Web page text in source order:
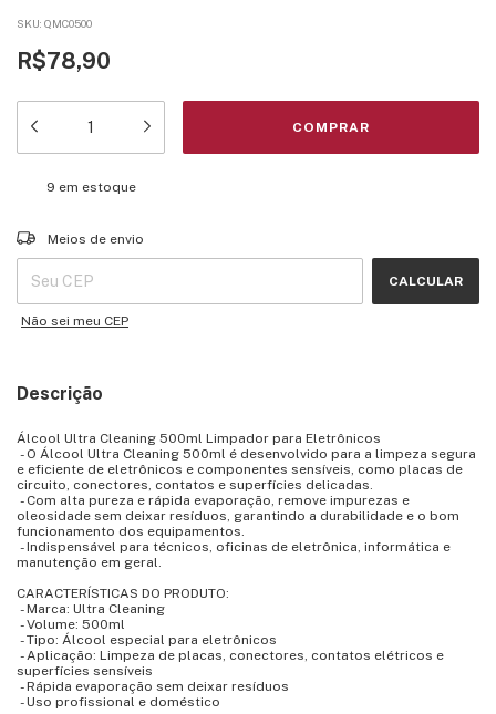
SKU: QMC0500
R$78,90
9 em estoque
Entregas para o CEP:
Meios de envio
CALCULAR
Não sei meu CEP
Descrição
Álcool Ultra Cleaning 500ml Limpador para Eletrônicos
- O Álcool Ultra Cleaning 500ml é desenvolvido para a limpeza segura
e eficiente de eletrônicos e componentes sensíveis, como placas de
circuito, conectores, contatos e superfícies delicadas.
- Com alta pureza e rápida evaporação, remove impurezas e
oleosidade sem deixar resíduos, garantindo a durabilidade e o bom
funcionamento dos equipamentos.
- Indispensável para técnicos, oficinas de eletrônica, informática e
manutenção em geral.
CARACTERÍSTICAS DO PRODUTO:
- Marca: Ultra Cleaning
- Volume: 500ml
- Tipo: Álcool especial para eletrônicos
- Aplicação: Limpeza de placas, conectores, contatos elétricos e
superfícies sensíveis
- Rápida evaporação sem deixar resíduos
- Uso profissional e doméstico